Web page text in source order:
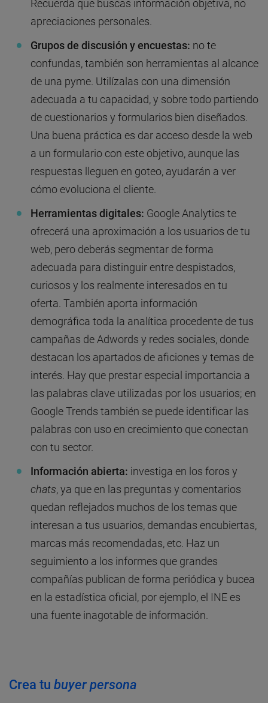
Recuerda que buscas información objetiva, no
apreciaciones personales.
Grupos de discusión y encuestas: no te
confundas, también son herramientas al alcance
de una pyme. Utilízalas con una dimensión
adecuada a tu capacidad, y sobre todo partiendo
de cuestionarios y formularios bien diseñados.
Una buena práctica es dar acceso desde la web
a un formulario con este objetivo, aunque las
respuestas lleguen en goteo, ayudarán a ver
cómo evoluciona el cliente.
Herramientas digitales: Google Analytics te
ofrecerá una aproximación a los usuarios de tu
web, pero deberás segmentar de forma
adecuada para distinguir entre despistados,
curiosos y los realmente interesados en tu
oferta. También aporta información
demográfica toda la analítica procedente de tus
campañas de Adwords y redes sociales, donde
destacan los apartados de aficiones y temas de
interés. Hay que prestar especial importancia a
las palabras clave utilizadas por los usuarios; en
Google Trends también se puede identificar las
palabras con uso en crecimiento que conectan
con tu sector.
Información abierta: investiga en los foros y
chats, ya que en las preguntas y comentarios
quedan reflejados muchos de los temas que
interesan a tus usuarios, demandas encubiertas,
marcas más recomendadas, etc. Haz un
seguimiento a los informes que grandes
compañías publican de forma periódica y bucea
en la estadística oficial, por ejemplo, el INE es
una fuente inagotable de información.
Crea tu buyer persona